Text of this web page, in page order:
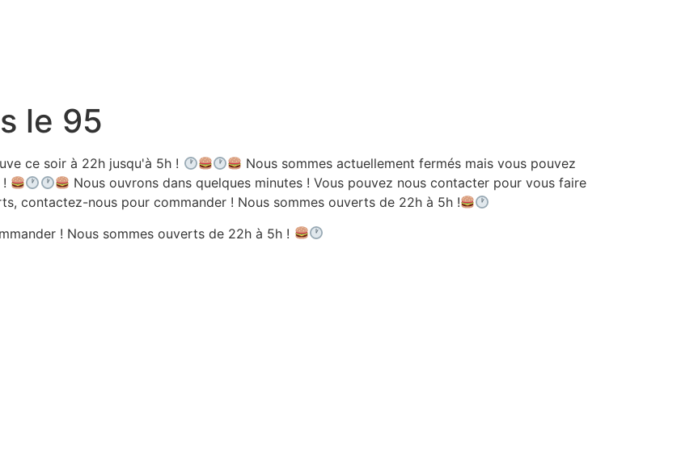
le 95
ce soir à 22h jusqu'à 5h !
Nous sommes actuellement fermés mais vous pouvez
Nous ouvrons dans quelques minutes ! Vous pouvez nous contacter pour vous faire
contactez-nous pour commander ! Nous sommes ouverts de 22h à 5h !
! Nous sommes ouverts de 22h à 5h !